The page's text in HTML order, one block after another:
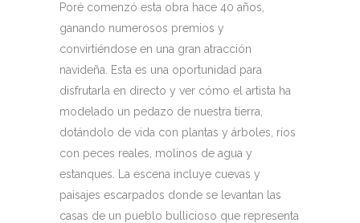
Poré comenzó esta obra hace 40 años,
ganando numerosos premios y
convirtiéndose en una gran atracción
navideña. Esta es una oportunidad para
disfrutarla en directo y ver cómo el artista ha
modelado un pedazo de nuestra tierra,
dotándolo de vida con plantas y árboles, ríos
con peces reales, molinos de agua y
estanques. La escena incluye cuevas y
paisajes escarpados donde se levantan las
casas de un pueblo bullicioso que representa